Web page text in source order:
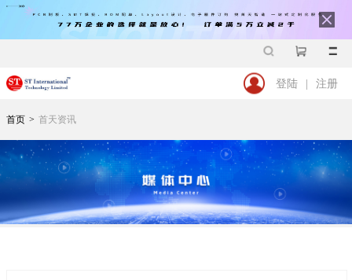
登陆 | 注册
首页 > 首天资讯